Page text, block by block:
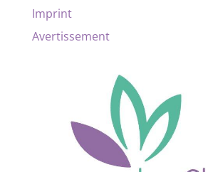
Imprint
Avertissement